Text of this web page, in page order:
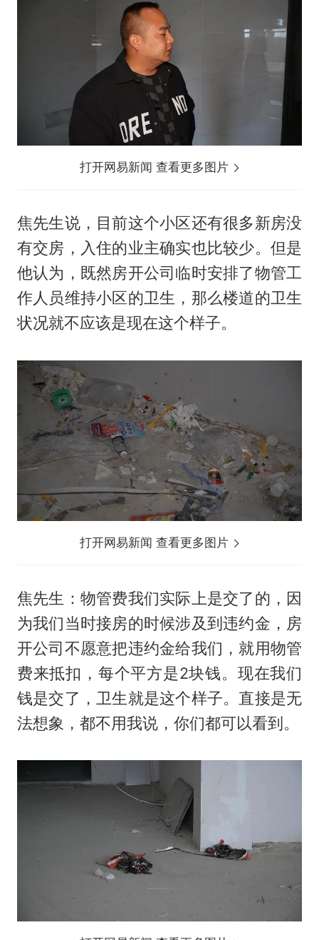
打开网易新闻 查看更多图片
焦先生说，目前这个小区还有很多新房没
有交房，入住的业主确实也比较少。但是
他认为，既然房开公司临时安排了物管工
作人员维持小区的卫生，那么楼道的卫生
状况就不应该是现在这个样子。
打开网易新闻 查看更多图片
焦先生：物管费我们实际上是交了的，因
为我们当时接房的时候涉及到违约金，房
开公司不愿意把违约金给我们，就用物管
费来抵扣，每个平方是2块钱。现在我们
钱是交了，卫生就是这个样子。直接是无
法想象，都不用我说，你们都可以看到。